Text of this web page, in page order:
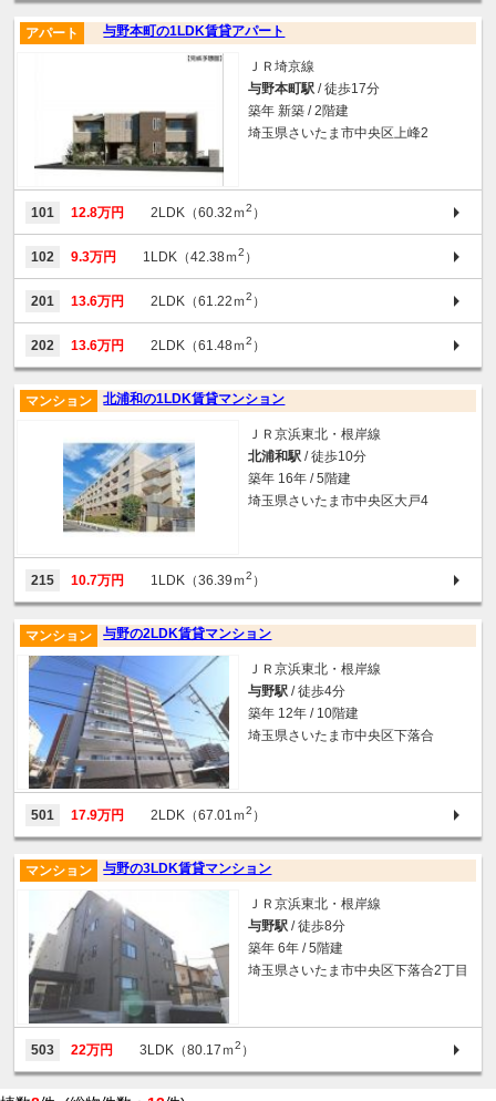
与野本町の1LDK賃貸アパート
アパート
ＪＲ埼京線
与野本町駅 / 徒歩17分
築年 新築 / 2階建
埼玉県さいたま市中央区上峰2
101 12.8万円 2LDK（60.32ｍ2 ）
102 9.3万円 1LDK（42.38ｍ2 ）
201 13.6万円 2LDK（61.22ｍ2 ）
202 13.6万円 2LDK（61.48ｍ2 ）
北浦和の1LDK賃貸マンション
マンション
ＪＲ京浜東北・根岸線
北浦和駅 / 徒歩10分
築年 16年 / 5階建
埼玉県さいたま市中央区大戸4
215 10.7万円 1LDK（36.39ｍ2 ）
与野の2LDK賃貸マンション
マンション
ＪＲ京浜東北・根岸線
与野駅 / 徒歩4分
築年 12年 / 10階建
埼玉県さいたま市中央区下落合
501 17.9万円 2LDK（67.01ｍ2 ）
与野の3LDK賃貸マンション
マンション
ＪＲ京浜東北・根岸線
与野駅 / 徒歩8分
築年 6年 / 5階建
埼玉県さいたま市中央区下落合2丁目
503 22万円 3LDK（80.17ｍ2 ）